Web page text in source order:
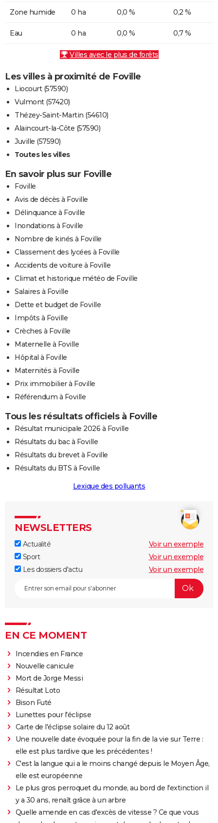
Zone humide 0 ha 0,0 % 0,2 %
Eau 0 ha 0,0 % 0,7 %
Villes avec le plus de forêts
Les villes à proximité de Foville
Liocourt (57590)
Vulmont (57420)
Thézey-Saint-Martin (54610)
Alaincourt-la-Côte (57590)
Juville (57590)
Toutes les villes
En savoir plus sur Foville
Foville
Avis de décès à Foville
Délinquance à Foville
Inondations à Foville
Nombre de kinés à Foville
Classement des lycées à Foville
Accidents de voiture à Foville
Climat et historique météo de Foville
Salaires à Foville
Dette et budget de Foville
Impôts à Foville
Crèches à Foville
Maternelle à Foville
Hôpital à Foville
Maternités à Foville
Prix immobilier à Foville
Référendum à Foville
Tous les résultats officiels à Foville
Résultat municipale 2026 à Foville
Résultats du bac à Foville
Résultats du brevet à Foville
Résultats du BTS à Foville
Lexique des polluants
NEWSLETTERS
Actualité
Voir un exemple
Sport
Voir un exemple
Les dossiers d'actu
Voir un exemple
EN CE MOMENT
Incendies en France
Nouvelle canicule
Mort de Jorge Messi
Résultat Loto
Bison Futé
Lunettes pour l'éclipse
Carte de l'éclipse solaire du 12 août
Une nouvelle date évoquée pour la fin de la vie sur Terre :
elle est plus tardive que les précédentes !
C'est la langue qui a le moins changé depuis le Moyen Âge,
elle est européenne
Le plus gros perroquet du monde, au bord de l'extinction il
y a 30 ans, renaît grâce à un arbre
Quelle amende en cas d'excès de vitesse ? Ce que vous